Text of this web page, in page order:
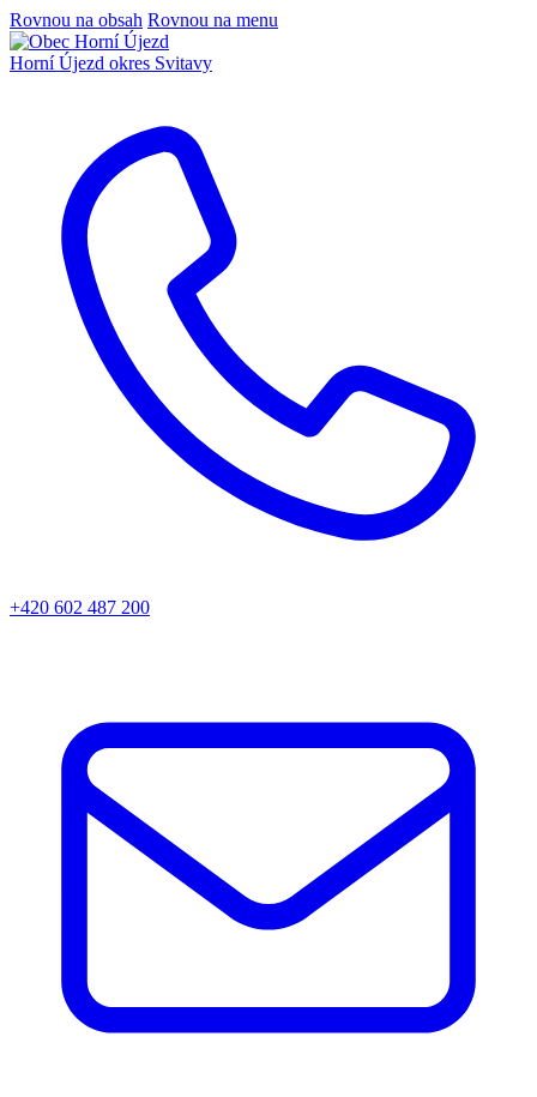
Rovnou na obsah Rovnou na menu
Horní Újezd okres Svitavy
+420 602 487 200